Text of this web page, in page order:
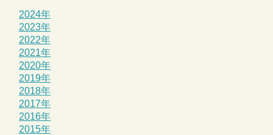
2024年
2023年
2022年
2021年
2020年
2019年
2018年
2017年
2016年
2015年